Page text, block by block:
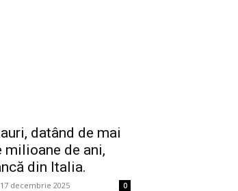
datând de mai
milioane de ani,
din Italia.
17 decembrie 2025 0